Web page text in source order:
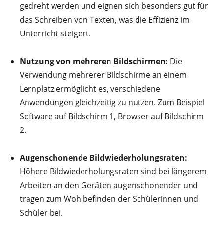
gedreht werden und eignen sich besonders gut für
das Schreiben von Texten, was die Effizienz im
Unterricht steigert.
Nutzung von mehreren Bildschirmen: Die
Verwendung mehrerer Bildschirme an einem
Lernplatz ermöglicht es, verschiedene
Anwendungen gleichzeitig zu nutzen. Zum Beispiel
Software auf Bildschirm 1, Browser auf Bildschirm
2.
Augenschonende Bildwiederholungsraten:
Höhere Bildwiederholungsraten sind bei längerem
Arbeiten an den Geräten augenschonender und
tragen zum Wohlbefinden der Schülerinnen und
Schüler bei.